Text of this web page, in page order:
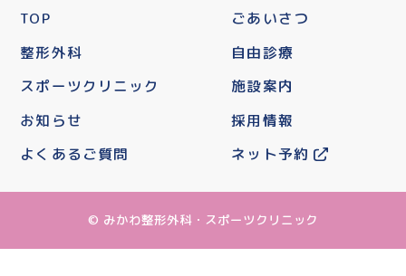
TOP
ごあいさつ
整形外科
自由診療
スポーツクリニック
施設案内
お知らせ
採用情報
よくあるご質問
ネット予約
© みかわ整形外科・スポーツクリニック